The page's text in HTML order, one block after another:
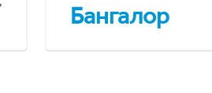
Бангалор